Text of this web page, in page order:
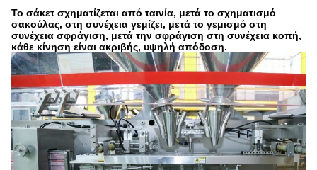
Το σάκετ σχηματίζεται από ταινία, μετά το σχηματισμό
σακούλας, στη συνέχεια γεμίζει, μετά το γεμισμό στη
συνέχεια σφράγιση, μετά την σφράγιση στη συνέχεια κοπή,
κάθε κίνηση είναι ακριβής, υψηλή απόδοση.